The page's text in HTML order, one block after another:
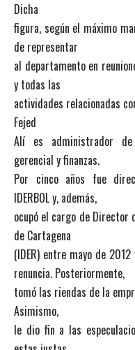
Dicha
figura, según el máximo
de representar
al departamento en
y todas las
actividades relacionadas
Fejed
Alí es administrador de
gerencial y finanzas.
Por cinco años fue
IDERBOL y, además,
ocupó el cargo de Director
de Cartagena
(IDER) entre mayo de
renuncia. Posteriormente,
tomó las riendas de la
Asimismo,
le dio fin a las